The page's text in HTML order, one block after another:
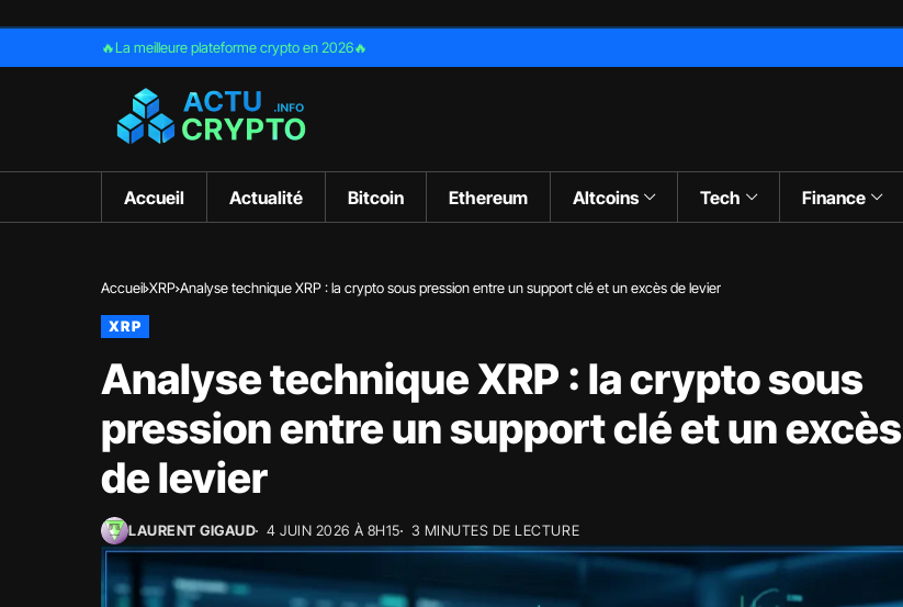
🔥La meilleure plateforme crypto en 2026🔥
Accueil Actualité Bitcoin Ethereum Altcoins Tech Finance
Accueil XRP Analyse technique XRP : la crypto sous pression entre un support clé et un excès de levier
XRP
Analyse technique XRP : la crypto sous
pression entre un support clé et un excès
de levier
LAURENT GIGAUD 4 JUIN 2026 À 8H15 3 MINUTES DE LECTURE